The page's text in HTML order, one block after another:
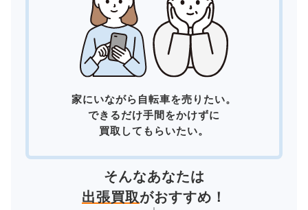
家にいながら自転車を売りたい。
できるだけ手間をかけずに
買取してもらいたい。
そんなあなたは
出張買取がおすすめ！